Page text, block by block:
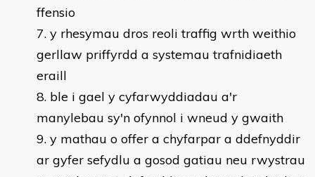
ffensio
y rhesymau dros reoli traffig wrth weithio
gerllaw priffyrdd a systemau trafnidiaeth
eraill
ble i gael y cyfarwyddiadau a'r
manylebau sy'n ofynnol i wneud y gwaith
y mathau o offer a chyfarpar a ddefnyddir
ar gyfer sefydlu a gosod gatiau neu rwystrau